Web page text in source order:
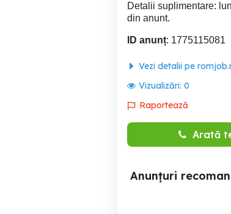
Detalii suplimentare:
din anunt.
ID anunț: 1775115081
Vezi detalii pe
Vizualizări: 0
Raportează
Arată
Anunțuri